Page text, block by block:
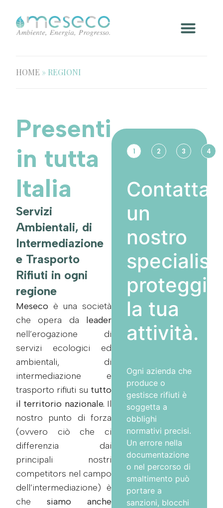
HOME » REGIONI
Presenti
in tutta
Italia
Servizi
Ambientali, di
Intermediazione
e Trasporto
Rifiuti in ogni
regione
Meseco è una società
che opera da leader
nell’erogazione di
servizi ecologici ed
ambientali, di
intermediazione e
trasporto rifiuti su tutto
il territorio nazionale. Il
nostro punto di forza
(ovvero ciò che ci
differenzia dai
principali nostri
competitors nel campo
dell’intermediazione) è
che siamo anche
1 2 3 4
Contatta
un
nostro
proteggi
la tua
attività.
Ogni azienda che
produce o
gestisce rifiuti è
soggetta a
obblighi
normativi precisi.
Un errore nella
documentazione
o nel percorso di
smaltimento può
portare a
sanzioni, blocchi